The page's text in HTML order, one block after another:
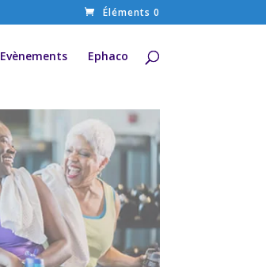
Éléments 0
Evènements Ephaco